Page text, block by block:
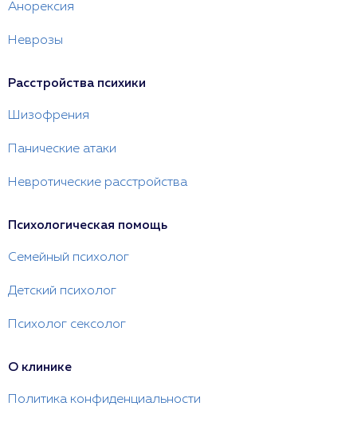
Анорексия
Неврозы
Расстройства психики
Шизофрения
Панические атаки
Невротические расстройства
Психологическая помощь
Семейный психолог
Детский психолог
Психолог сексолог
О клинике
Политика конфиденциальности